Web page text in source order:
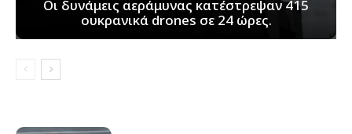
Οι δυνάμεις αεράμυνας κατέστρεψαν 415
ουκρανικά drones σε 24 ώρες.